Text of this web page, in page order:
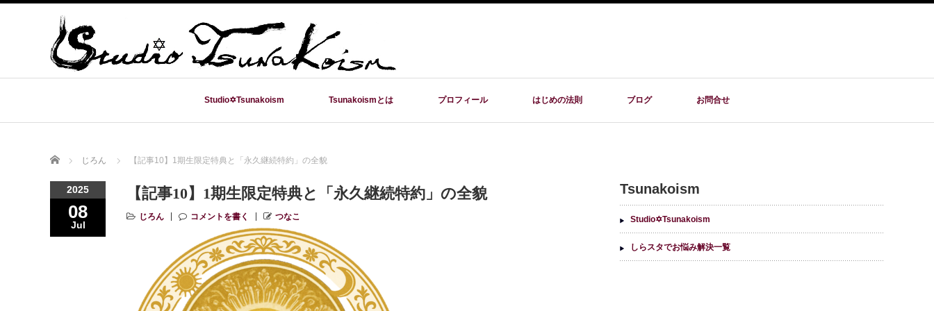
Studio✡Tsunakoism Tsunakoismとは プロフィール はじめの法則 ブログ お問合せ
Home じろん 【記事10】1期生限定特典と「永久継続特約」の全貌
2025
08
Jul
【記事10】1期生限定特典と「永久継続特約」の全貌
じろん コメントを書く つなこ
Tsunakoism
Studio✡Tsunakoism
しらスタでお悩み解決一覧